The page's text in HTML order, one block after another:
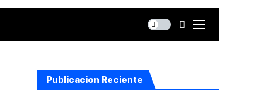
Publicacion Reciente